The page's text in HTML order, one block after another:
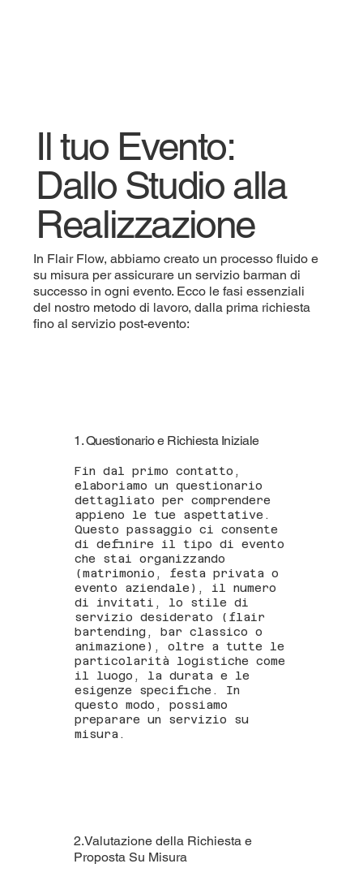
Il tuo Evento:
Dallo Studio alla
Realizzazione
In Flair Flow, abbiamo creato un processo fluido e
su misura per assicurare un servizio barman di
successo in ogni evento. Ecco le fasi essenziali
del nostro metodo di lavoro, dalla prima richiesta
fino al servizio post-evento:
1. Questionario e Richiesta Iniziale
Fin dal primo contatto,
elaboriamo un questionario
dettagliato per comprendere
appieno le tue aspettative.
Questo passaggio ci consente
di definire il tipo di evento
che stai organizzando
(matrimonio, festa privata o
evento aziendale), il numero
di invitati, lo stile di
servizio desiderato (flair
bartending, bar classico o
animazione), oltre a tutte le
particolarità logistiche come
il luogo, la durata e le
esigenze specifiche. In
questo modo, possiamo
preparare un servizio su
misura.
2.Valutazione della Richiesta e
Proposta Su Misura